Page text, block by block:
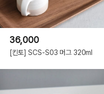
36,000
[킨토] SCS-S03 머그 320ml